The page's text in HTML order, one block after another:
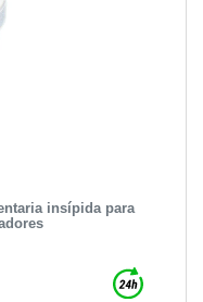
insípida para